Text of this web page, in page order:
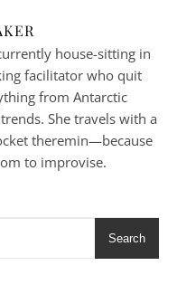
house-sitting in
facilitator who quit
from Antarctic
She travels with a
theremin—because
to improvise.
Search